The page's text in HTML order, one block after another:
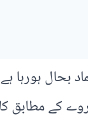
بحال
کے مطابق